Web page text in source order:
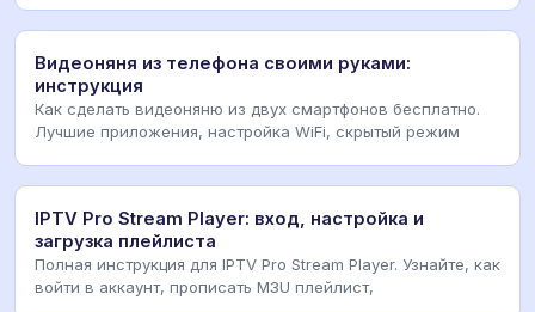
Видеоняня из телефона своими руками:
инструкция
Как сделать видеоняню из двух смартфонов бесплатно.
Лучшие приложения, настройка WiFi, скрытый режим
IPTV Pro Stream Player: вход, настройка и
загрузка плейлиста
Полная инструкция для IPTV Pro Stream Player. Узнайте, как
войти в аккаунт, прописать M3U плейлист,